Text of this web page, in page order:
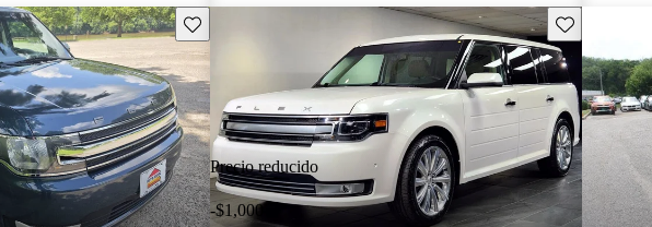
Guarda este Aviso
Precio reducido
-$1,000
Guarda este